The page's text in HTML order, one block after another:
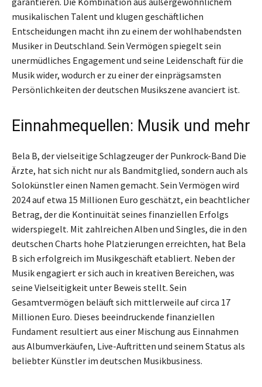
musikalischen Talent und klugen geschäftlichen
Entscheidungen macht ihn zu einem der wohlhabendsten
Musiker in Deutschland. Sein Vermögen spiegelt sein
unermüdliches Engagement und seine Leidenschaft für die
Musik wider, wodurch er zu einer der einprägsamsten
Persönlichkeiten der deutschen Musikszene avanciert ist.
Einnahmequellen: Musik und mehr
Bela B, der vielseitige Schlagzeuger der Punkrock-Band Die
Ärzte, hat sich nicht nur als Bandmitglied, sondern auch als
Solokünstler einen Namen gemacht. Sein Vermögen wird
2024 auf etwa 15 Millionen Euro geschätzt, ein beachtlicher
Betrag, der die Kontinuität seines finanziellen Erfolgs
widerspiegelt. Mit zahlreichen Alben und Singles, die in den
deutschen Charts hohe Platzierungen erreichten, hat Bela
B sich erfolgreich im Musikgeschäft etabliert. Neben der
Musik engagiert er sich auch in kreativen Bereichen, was
seine Vielseitigkeit unter Beweis stellt. Sein
Gesamtvermögen beläuft sich mittlerweile auf circa 17
Millionen Euro. Dieses beeindruckende finanziellen
Fundament resultiert aus einer Mischung aus Einnahmen
aus Albumverkäufen, Live-Auftritten und seinem Status als
beliebter Künstler im deutschen Musikbusiness.